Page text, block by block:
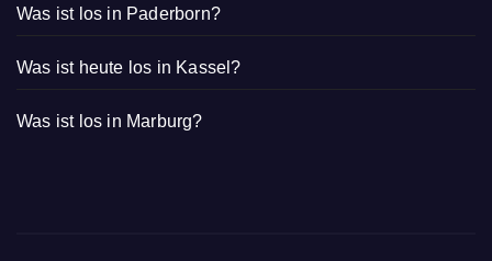
Was ist los in Paderborn?
Was ist heute los in Kassel?
Was ist los in Marburg?